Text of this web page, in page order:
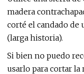
madera
corté el candado de
(larga historia).
Si bien no puedo
usarlo para cortar la